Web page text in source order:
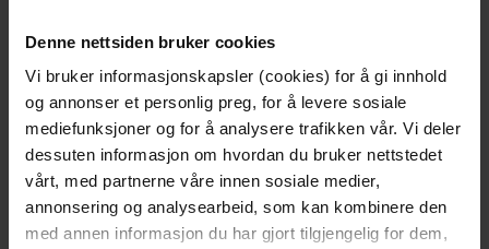
Denne nettsiden bruker cookies
Vi bruker informasjonskapsler (cookies) for å gi innhold
og annonser et personlig preg, for å levere sosiale
mediefunksjoner og for å analysere trafikken vår. Vi deler
dessuten informasjon om hvordan du bruker nettstedet
vårt, med partnerne våre innen sosiale medier,
annonsering og analysearbeid, som kan kombinere den
med annen informasjon du har gjort tilgjengelig for dem,